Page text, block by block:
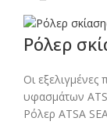
Ρόλερ
Οι
υφασμάτων
Ρόλερ ATSA